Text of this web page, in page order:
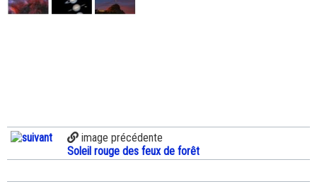
image précédente
Soleil rouge des feux de forêt